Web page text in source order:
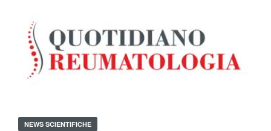
NEWS SCIENTIFICHE